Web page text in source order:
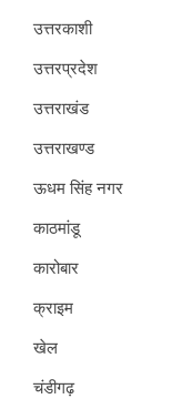
उत्तरकाशी
उत्तरप्रदेश
उत्तराखंड
उत्तराखण्ड
ऊधम सिंह नगर
काठमांडू
कारोबार
क्राइम
खेल
चंडीगढ़